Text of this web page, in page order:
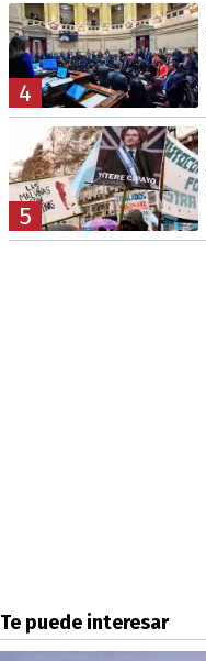
4
5